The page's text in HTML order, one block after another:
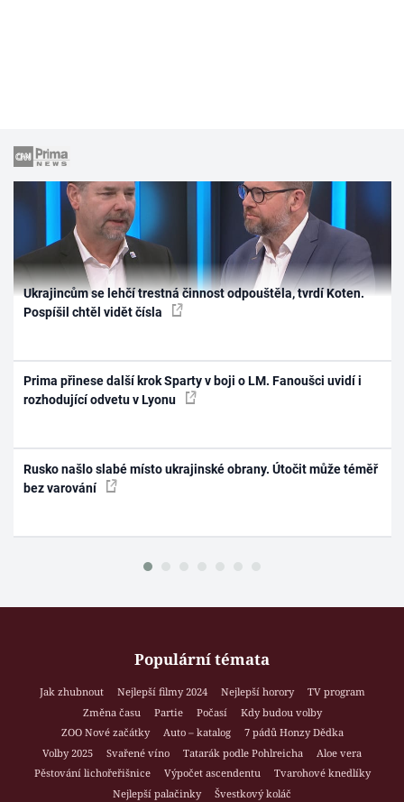
Ukrajincům se lehčí trestná činnost odpouštěla, tvrdí Koten.
Pospíšil chtěl vidět čísla
Prima přinese další krok Sparty v boji o LM. Fanoušci uvidí i
rozhodující odvetu v Lyonu
Rusko našlo slabé místo ukrajinské obrany. Útočit může téměř
bez varování
Populární témata
Jak zhubnout Nejlepší filmy 2024 Nejlepší horory
TV program
Změna času
Partie Počasí
Kdy budou volby
ZOO Nové začátky
Auto – katalog
7 pádů Honzy Dědka
Volby 2025
Svařené víno Tatarák podle Pohlreicha
Aloe vera
Pěstování lichořeřišnice
Výpočet ascendentu
Tvarohové knedlíky
Nejlepší palačinky
Švestkový koláč